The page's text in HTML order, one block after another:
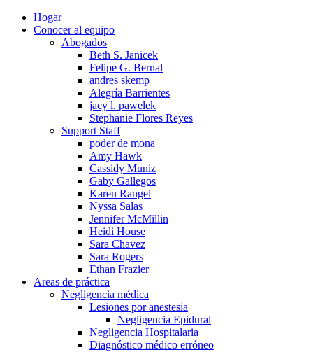
Hogar
Conocer al equipo
Abogados
Beth S. Janicek
Felipe G. Bernal
andres skemp
Alegría Barrientes
jacy l. pawelek
Stephanie Flores Reyes
Support Staff
poder de mona
Amy Hawk
Cassidy Muniz
Gaby Gallegos
Karen Rangel
Nyssa Salas
Jennifer McMillin
Heidi House
Sara Chavez
Sara Rogers
Ethan Frazier
Areas de práctica
Negligencia médica
Lesiones por anestesia
Negligencia Epidural
Negligencia Hospitalaria
Diagnóstico médico erróneo